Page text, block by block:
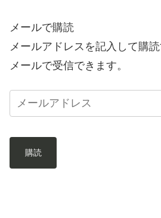
メールで購読
メールアドレスを記入して購
メールで受信できます。
購読